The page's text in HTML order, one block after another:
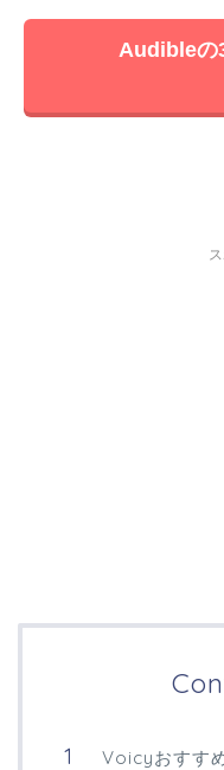
Audibleの
Voicyおすす